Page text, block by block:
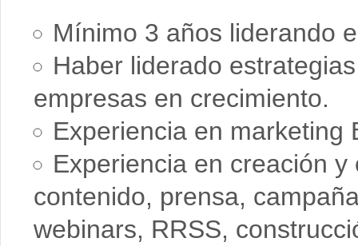
Mínimo 3 años liderando
Haber liderado
empresas en crecimiento.
Experiencia en marketing
Experiencia en creación
contenido, prensa,
webinars, RRSS,